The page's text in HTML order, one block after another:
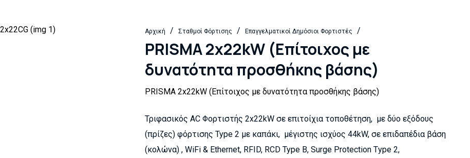
Αρχική / Σταθμοί Φόρτισης / Επαγγελματικοί Δημόσιοι Φορτιστές /
PRISMA 2x22kW (Επίτοιχος με
δυνατότητα προσθήκης βάσης)
PRISMA 2x22kW (Επίτοιχος με δυνατότητα προσθήκης βάσης)
Τριφασικός AC Φορτιστής 2x22kW σε επιτοίχια τοποθέτηση, με δύο εξόδους
(πρίζες) φόρτισης Type 2 με καπάκι, μέγιστης ισχύος 44kW, σε επιδαπέδια βάση
(κολώνα) , WiFi & Ethernet, RFID, RCD Type B, Surge Protection Τype 2,